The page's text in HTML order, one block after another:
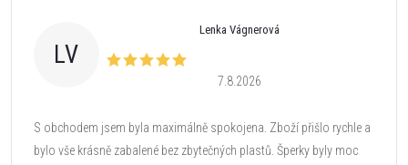
LV
Lenka Vágnerová
7.8.2026
S obchodem jsem byla maximálně spokojena. Zboží přišlo rychle a
bylo vše krásně zabalené bez zbytečných plastů. Šperky byly moc